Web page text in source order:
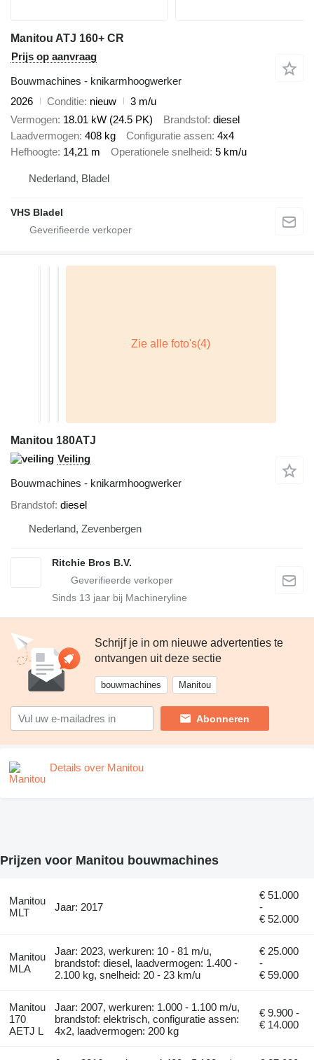
Manitou ATJ 160+ CR
Prijs op aanvraag
Bouwmachines - knikarmhoogwerker
2026
Conditie nieuw
3 m/u
Vermogen 18.01 kW (24.5 PK) Brandstof diesel
Laadvermogen 408 kg Configuratie assen 4x4
Hefhoogte 14,21 m Operationele snelheid 5 km/u
Nederland, Bladel
VHS Bladel
Manitou 180ATJ
Veiling
Bouwmachines - knikarmhoogwerker
Brandstof diesel
Nederland, Zevenbergen
Ritchie Bros B.V.
Sinds 13 jaar bij Machineryline
Schrijf je in om nieuwe advertenties te
ontvangen uit deze sectie
bouwmachines Manitou
Abonneren
Details over Manitou
Prijzen voor Manitou bouwmachines
Manitou
MLT
Jaar: 2017
€ 51.000
-
€ 52.000
Manitou
MLA
Jaar: 2023, werkuren: 10 - 81 m/u,
brandstof: diesel, laadvermogen: 1.400 -
2.100 kg, snelheid: 20 - 23 km/u
€ 25.000
-
€ 59.000
Manitou
170
AETJ L
Jaar: 2007, werkuren: 1.000 - 1.100 m/u,
brandstof: elektrisch, configuratie assen:
4x2, laadvermogen: 200 kg
€ 9.900 -
€ 14.000